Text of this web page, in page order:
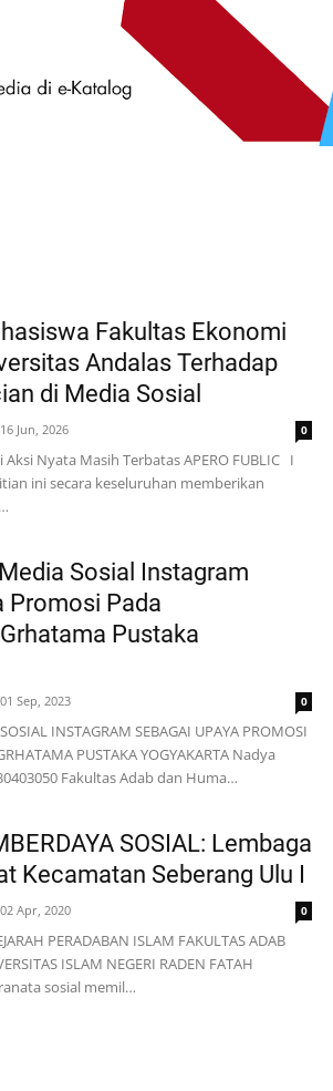
Fakultas Ekonomi
Andalas Terhadap
di Media Sosial
16 Jun, 2026 0
Nyata Masih Terbatas APERO FUBLIC I
ini secara keseluruhan memberikan
Sosial Instagram
Promosi Pada
Pustaka
01 Sep, 2023 0
INSTAGRAM SEBAGAI UPAYA PROMOSI
PUSTAKA YOGYAKARTA Nadya
Fakultas Adab dan Huma…
SOSIAL: Lembaga
Kecamatan Seberang Ulu I
02 Apr, 2020 0
PERADABAN ISLAM FAKULTAS ADAB
ISLAM NEGERI RADEN FATAH
sosial memil…